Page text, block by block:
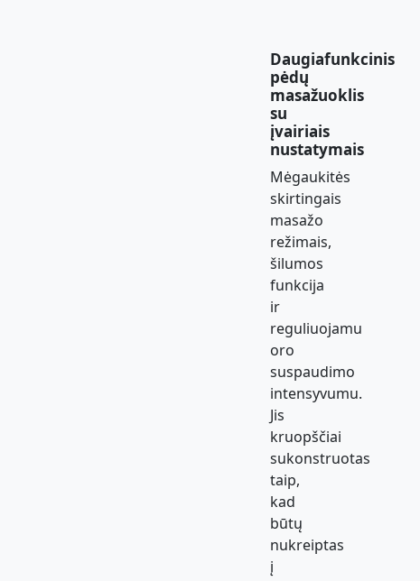
Daugiafunkcinis
pėdų
masažuoklis
su
įvairiais
nustatymais
Mėgaukitės
skirtingais
masažo
režimais,
šilumos
funkcija
ir
reguliuojamu
oro
suspaudimo
intensyvumu.
Jis
kruopščiai
sukonstruotas
taip,
kad
būtų
nukreiptas
į